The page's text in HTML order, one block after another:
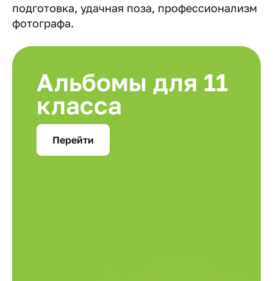
подготовка, удачная поза, профессионализм
фотографа.
Альбомы для 11
класса
Перейти